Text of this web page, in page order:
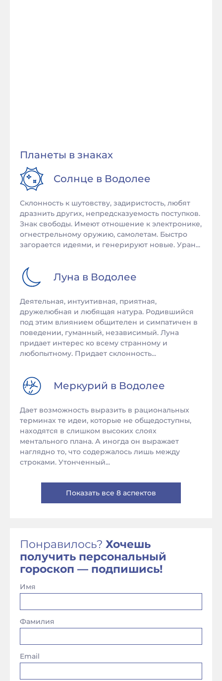
Планеты в знаках
Солнце в Водолее
Склонность к шутовству, задиристость, любят
дразнить других, непредсказуемость поступков.
Знак свободы. Имеют отношение к электронике,
огнестрельному оружию, самолетам. Быстро
загорается идеями, и генерируют новые. Уран...
Луна в Водолее
Деятельная, интуитивная, приятная,
дружелюбная и любящая натура. Родившийся
под этим влиянием общителен и симпатичен в
поведении, гуманный, независимый. Луна
придает интерес ко всему странному и
любопытному. Придает склонность...
Меркурий в Водолее
Дает возможность выразить в рациональных
терминах те идеи, которые не общедоступны,
находятся в слишком высоких слоях
ментального плана. А иногда он выражает
наглядно то, что содержалось лишь между
строками. Утонченный...
Показать все 8 аспектов
Понравилось? Хочешь
получить персональный
гороскоп — подпишись!
Имя
Фамилия
Email